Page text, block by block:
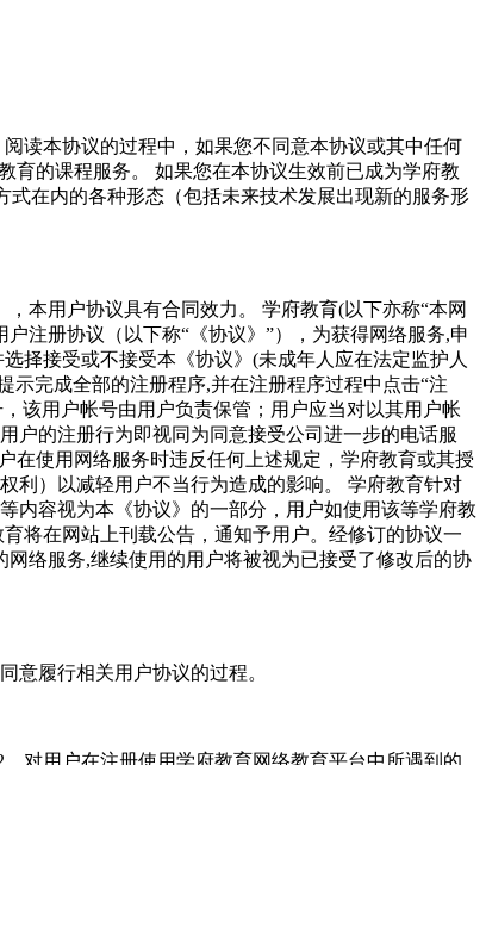
读本协议的过程中，如果您不同意本协议或其中任何
育的课程服务。
如果您在本协议生效前已成为学府教
在内的各种形态（包括未来技术发展出现新的服务形
本用户协议具有合同效力。
学府教育(以下亦称“本网
户注册协议（以下称“《协议》”），为获得网络服务,申
择接受或不接受本《协议》(未成年人应在法定监护人
示完成全部的注册程序,并在注册程序过程中点击“注
该用户帐号由用户负责保管；用户应当对以其用户帐
户的注册行为即视同为同意接受公司进一步的电话服
在使用网络服务时违反任何上述规定，学府教育或其授
利）以减轻用户不当行为造成的影响。
学府教育针对
内容视为本《协议》的一部分，用户如使用该等学府教
将在网站上刊载公告，通知予用户。经修订的协议一
络服务,继续使用的用户将被视为已接受了修改后的协
意履行相关用户协议的过程。
、对用户在注册使用学府教育网络教育平台中所遇到的
断或停止提供该项服务。但由于不可抗力或者其它非